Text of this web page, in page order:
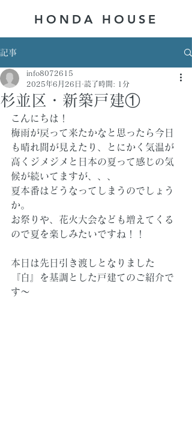
HONDA ​HOUSE
記事
杉並区・新築戸建①
info8072615
2025年6月26日
読了時間: 1分
こんにちは！
梅雨が戻って来たかなと思ったら今日
も晴れ間が見えたり、とにかく気温が
高くジメジメと日本の夏って感じの気
候が続いてますが、、、
夏本番はどうなってしまうのでしょう
か。
お祭りや、花火大会なども増えてくる
ので夏を楽しみたいですね！！
本日は先日引き渡しとなりました
『白』を基調とした戸建てのご紹介で
す～